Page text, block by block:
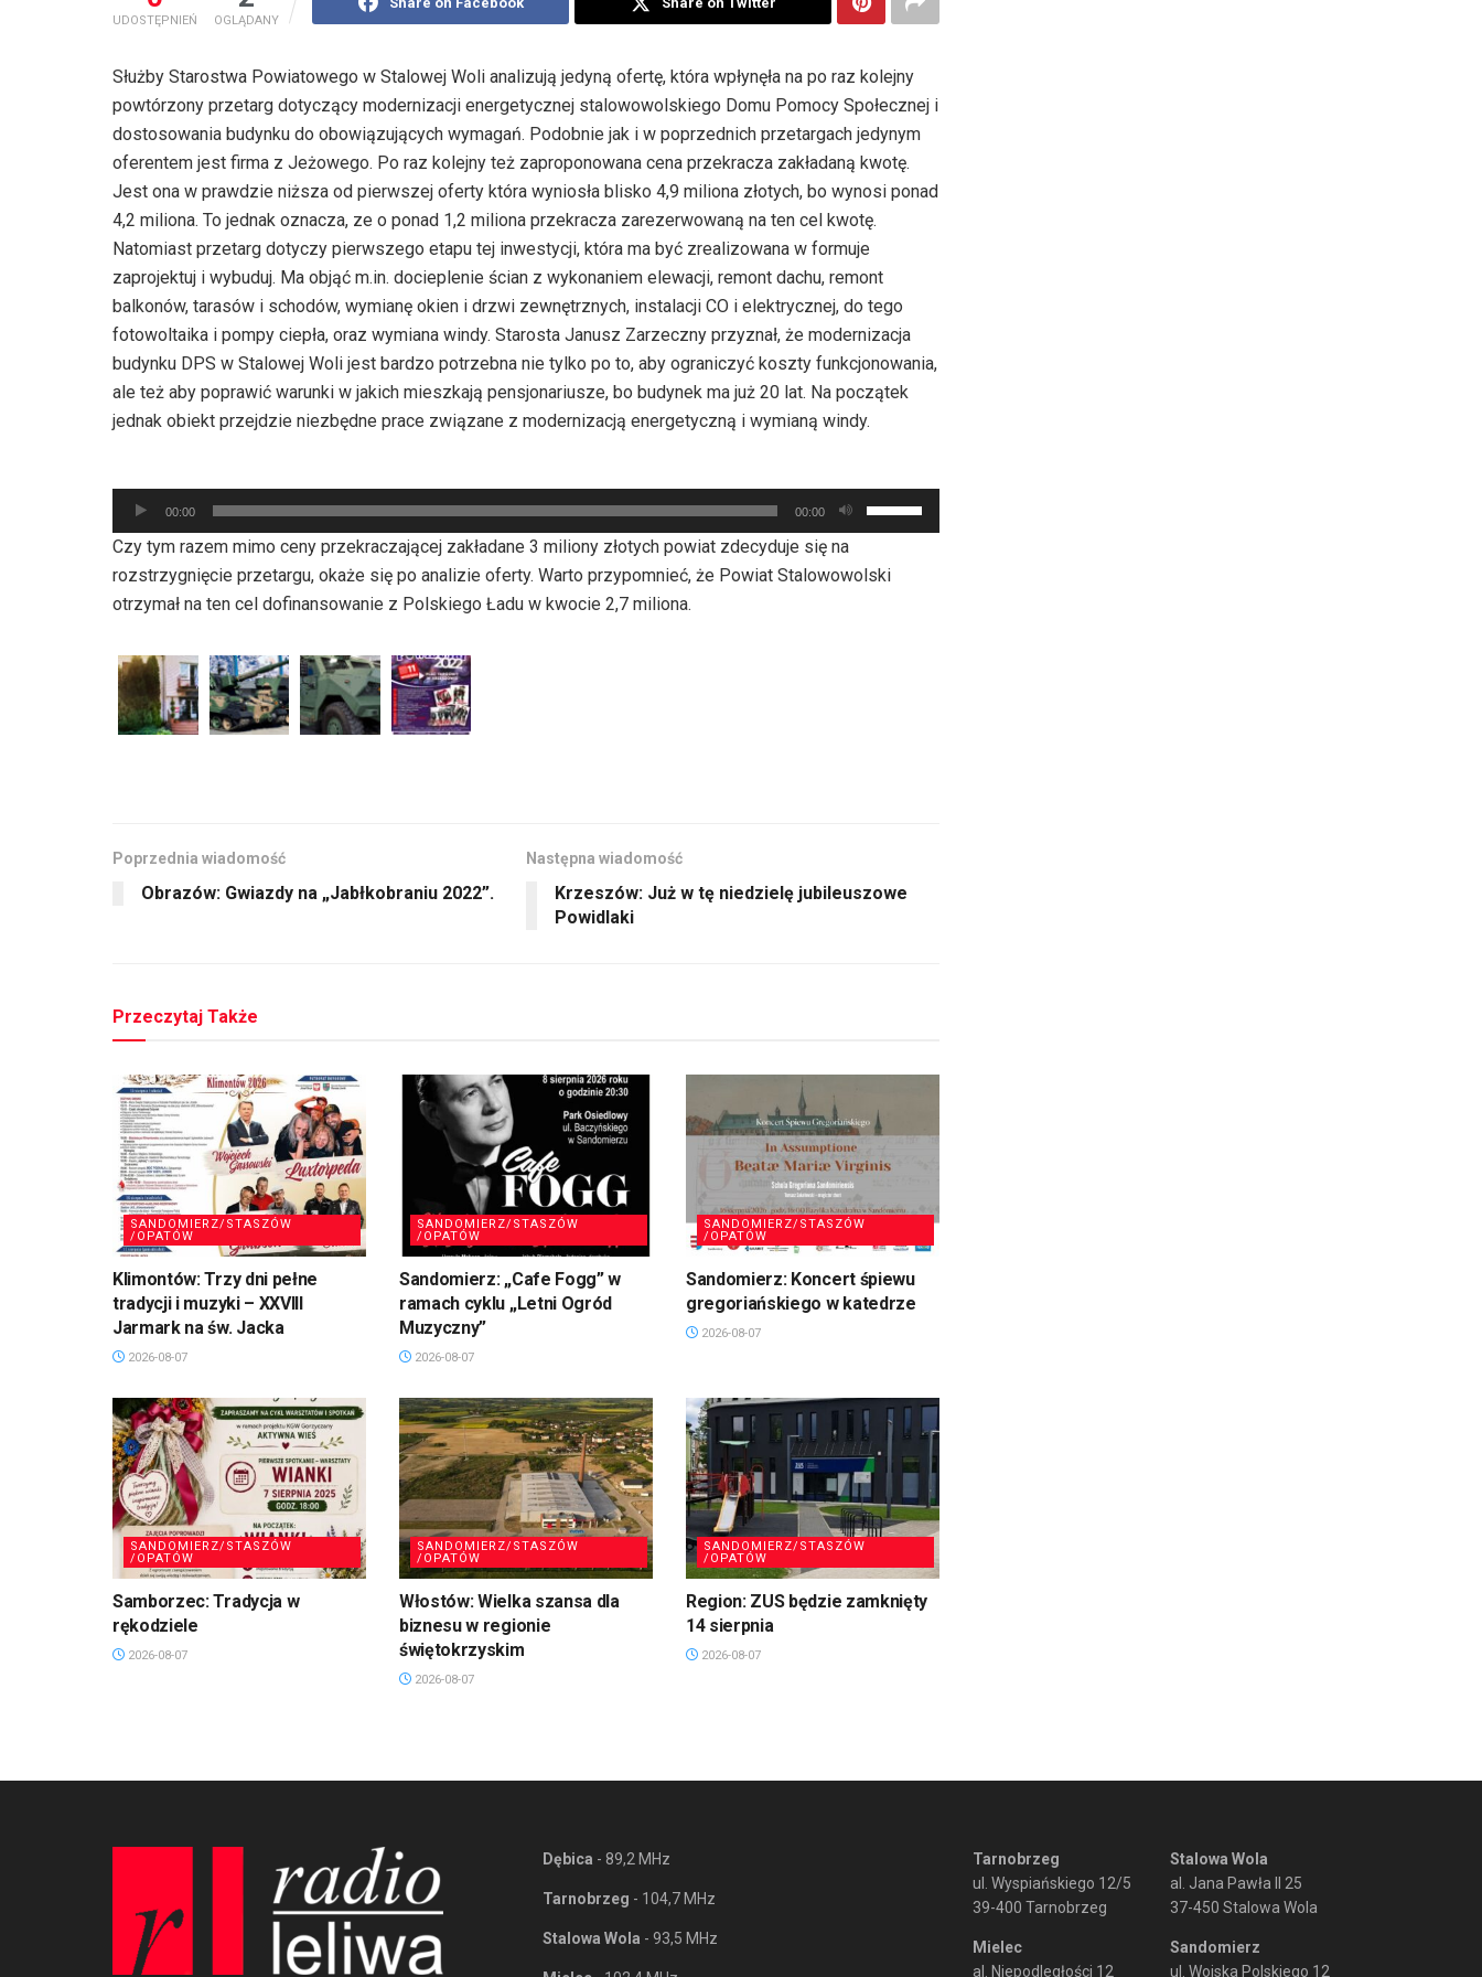
UDOSTĘPNIEŃ OGLĄDANY
Służby Starostwa Powiatowego w Stalowej Woli analizują jedyną ofertę, która wpłynęła na po raz kolejny
powtórzony przetarg dotyczący modernizacji energetycznej stalowowolskiego Domu Pomocy Społecznej i
dostosowania budynku do obowiązujących wymagań. Podobnie jak i w poprzednich przetargach jedynym
oferentem jest firma z Jeżowego. Po raz kolejny też zaproponowana cena przekracza zakładaną kwotę.
Jest ona w prawdzie niższa od pierwszej oferty która wyniosła blisko 4,9 miliona złotych, bo wynosi ponad
4,2 miliona. To jednak oznacza, ze o ponad 1,2 miliona przekracza zarezerwowaną na ten cel kwotę.
Natomiast przetarg dotyczy pierwszego etapu tej inwestycji, która ma być zrealizowana w formuje
zaprojektuj i wybuduj. Ma objąć m.in. docieplenie ścian z wykonaniem elewacji, remont dachu, remont
balkonów, tarasów i schodów, wymianę okien i drzwi zewnętrznych, instalacji CO i elektrycznej, do tego
fotowoltaika i pompy ciepła, oraz wymiana windy. Starosta Janusz Zarzeczny przyznał, że modernizacja
budynku DPS w Stalowej Woli jest bardzo potrzebna nie tylko po to, aby ograniczyć koszty funkcjonowania,
ale też aby poprawić warunki w jakich mieszkają pensjonariusze, bo budynek ma już 20 lat. Na początek
jednak obiekt przejdzie niezbędne prace związane z modernizacją energetyczną i wymianą windy.
plików
dźwiękowych
00:00 00:00
strzałek
góry
Czy tym razem mimo ceny przekraczającej zakładane 3 miliony złotych powiat zdecyduje się na
rozstrzygnięcie przetargu, okaże się po analizie oferty. Warto przypomnieć, że Powiat Stalowowolski
otrzymał na ten cel dofinansowanie z Polskiego Ładu w kwocie 2,7 miliona.
Poprzednia wiadomość
Obrazów: Gwiazdy na „Jabłkobraniu 2022”.
Następna wiadomość
Krzeszów: Już w tę niedzielę jubileuszowe
Powidlaki
Przeczytaj Także
SANDOMIERZ/STASZÓW
/OPATÓW
Klimontów: Trzy dni pełne
tradycji i muzyki – XXVIII
Jarmark na św. Jacka
2026-08-07
SANDOMIERZ/STASZÓW
/OPATÓW
Sandomierz: „Cafe Fogg” w
ramach cyklu „Letni Ogród
Muzyczny”
2026-08-07
SANDOMIERZ/STASZÓW
/OPATÓW
Sandomierz: Koncert śpiewu
gregoriańskiego w katedrze
2026-08-07
SANDOMIERZ/STASZÓW
/OPATÓW
Samborzec: Tradycja w
rękodziele
2026-08-07
SANDOMIERZ/STASZÓW
/OPATÓW
Włostów: Wielka szansa dla
biznesu w regionie
świętokrzyskim
2026-08-07
SANDOMIERZ/STASZÓW
/OPATÓW
Region: ZUS będzie zamknięty
14 sierpnia
2026-08-07
Dębica - 89,2 MHz
Tarnobrzeg - 104,7 MHz
Stalowa Wola - 93,5 MHz
Tarnobrzeg
ul. Wyspiańskiego 12/5
39-400 Tarnobrzeg
Mielec
al. Niepodległości 12
Stalowa Wola
al. Jana Pawła II 25
37-450 Stalowa Wola
Sandomierz
ul. Wojska Polskiego 12